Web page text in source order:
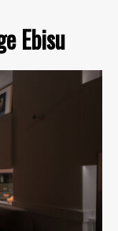
Ebisu